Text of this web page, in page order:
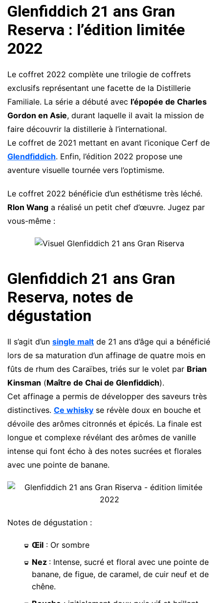
Glenfiddich 21 ans Gran
Reserva : l’édition limitée
2022
Le coffret 2022 complète une trilogie de coffrets
exclusifs représentant une facette de la Distillerie
Familiale. La série a débuté avec l’épopée de Charles
Gordon en Asie, durant laquelle il avait la mission de
faire découvrir la distillerie à l’international.
Le coffret de 2021 mettant en avant l’iconique Cerf de
Glendfiddich. Enfin, l’édition 2022 propose une
aventure visuelle tournée vers l’optimisme.
Le coffret 2022 bénéficie d’un esthétisme très léché.
Rlon Wang a réalisé un petit chef d’œuvre. Jugez par
vous-même :
Glenfiddich 21 ans Gran
Reserva, notes de
dégustation
Il s’agit d’un single malt de 21 ans d’âge qui a bénéficié
lors de sa maturation d’un affinage de quatre mois en
fûts de rhum des Caraïbes, triés sur le volet par Brian
Kinsman (Maître de Chai de Glenfiddich).
Cet affinage a permis de développer des saveurs très
distinctives. Ce whisky se révèle doux en bouche et
dévoile des arômes citronnés et épicés. La finale est
longue et complexe révélant des arômes de vanille
intense qui font écho à des notes sucrées et florales
avec une pointe de banane.
Notes de dégustation :
Œil : Or sombre
Nez : Intense, sucré et floral avec une pointe de
banane, de figue, de caramel, de cuir neuf et de
chêne.